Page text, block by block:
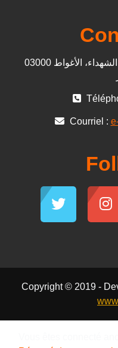
ص.ب 4033 بريد المحطة، شارع الشهداء، الأغواط 03000
Courriel :
Copyright © 2019 -